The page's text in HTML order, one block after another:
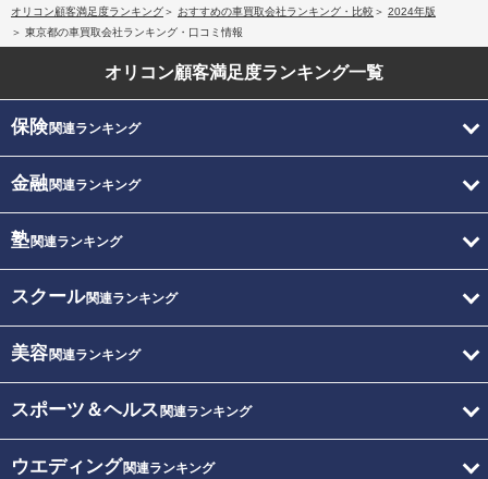
オリコン顧客満足度ランキング おすすめの車買取会社ランキング・比較
2024年版
東京都の車買取会社ランキング・口コミ情報
オリコン顧客満足度ランキング一覧
保険関連ランキング
金融関連ランキング
塾関連ランキング
スクール関連ランキング
美容関連ランキング
スポーツ＆ヘルス 関連ランキング
ウエディング関連ランキング